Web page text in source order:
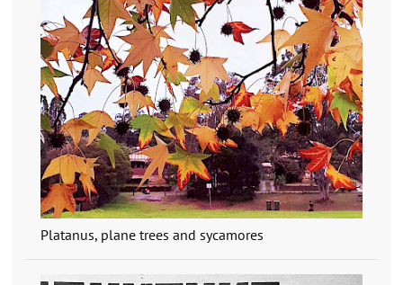
Platanus, plane trees and sycamores